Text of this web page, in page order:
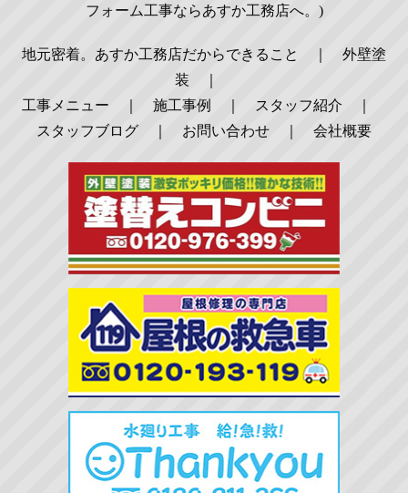
フォーム工事ならあすか工務店へ。)
地元密着。あすか工務店だからできること
外壁塗
装
工事メニュー
施工事例 スタッフ紹介
スタッフブログ
お問い合わせ 会社概要